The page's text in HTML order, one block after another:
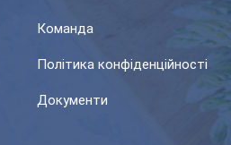
Команда
Політика конфіденційності
Документи